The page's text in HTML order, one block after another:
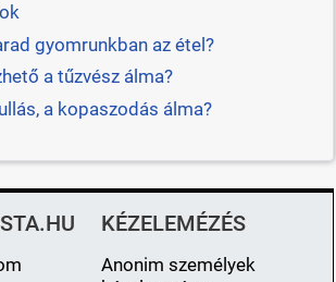
gyomrunkban az étel?
a tűzvész álma?
a kopaszodás álma?
KÉZELEMÉZÉS
Anonim személyek